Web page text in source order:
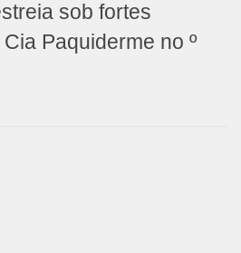
sob fortes
Paquiderme no º